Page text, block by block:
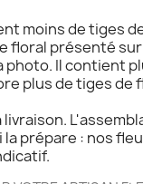
moins de tiges
floral présenté
Il contient
plus de tiges
prépare : nos